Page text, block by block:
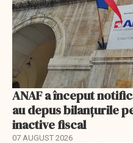
ANAF a început
au depus bilanțurile
inactive fiscal
07 AUGUST 2026